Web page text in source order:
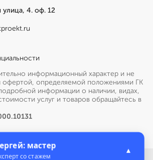
улица, 4. оф. 12
информационный характер и не
офертой, определяемой положениями ГК
информации о наличии, видах,
услуг и товаров обращайтесь в
мастер
со стажем
▲